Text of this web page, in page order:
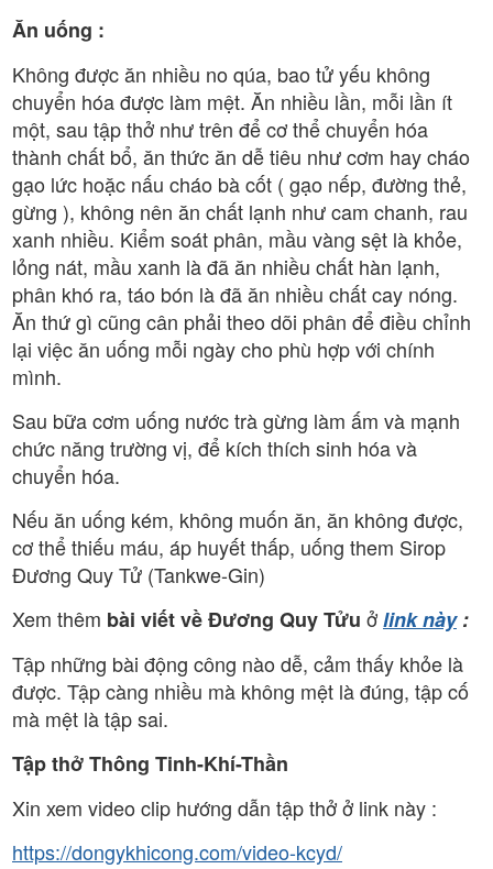
Ăn uống :
Không được ăn nhiều no qúa, bao tử yếu không
chuyển hóa được làm mệt. Ăn nhiều lần, mỗi lần ít
một, sau tập thở như trên để cơ thể chuyển hóa
thành chất bổ, ăn thức ăn dễ tiêu như cơm hay cháo
gạo lức hoặc nấu cháo bà cốt ( gạo nếp, đường thẻ,
gừng ), không nên ăn chất lạnh như cam chanh, rau
xanh nhiều. Kiểm soát phân, mầu vàng sệt là khỏe,
lỏng nát, mầu xanh là đã ăn nhiều chất hàn lạnh,
phân khó ra, táo bón là đã ăn nhiều chất cay nóng.
Ăn thứ gì cũng cân phải theo dõi phân để điều chỉnh
lại việc ăn uống mỗi ngày cho phù hợp với chính
mình.
Sau bữa cơm uống nước trà gừng làm ấm và mạnh
chức năng trường vị, để kích thích sinh hóa và
chuyển hóa.
Nếu ăn uống kém, không muốn ăn, ăn không được,
cơ thể thiếu máu, áp huyết thấp, uống them Sirop
Đương Quy Tử (Tankwe-Gin)
Xem thêm bài viết về Đương Quy Tửu ởlink này:
Tập những bài động công nào dễ, cảm thấy khỏe là
được. Tập càng nhiều mà không mệt là đúng, tập cố
mà mệt là tập sai.
Tập thở Thông Tinh-Khí-Thần
Xin xem video clip hướng dẫn tập thở ở link này :
https://dongykhicong.com/video-kcyd/